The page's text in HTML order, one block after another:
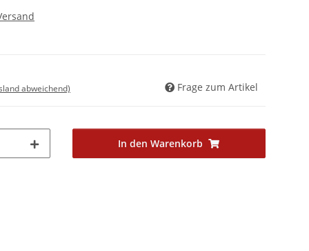
abweichend) Frage zum Artikel
In den Warenkorb